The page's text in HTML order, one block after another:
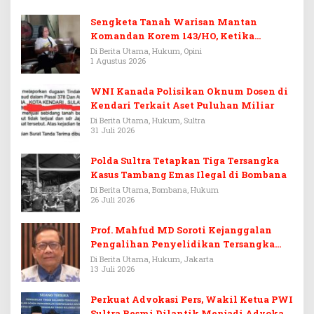
Sengketa Tanah Warisan Mantan
Komandan Korem 143/HO, Ketika
Warisan Menjadi Arena Pemerasan
Di Berita Utama, Hukum, Opini
1 Agustus 2026
WNI Kanada Polisikan Oknum Dosen di
Kendari Terkait Aset Puluhan Miliar
Di Berita Utama, Hukum, Sultra
31 Juli 2026
Polda Sultra Tetapkan Tiga Tersangka
Kasus Tambang Emas Ilegal di Bombana
Di Berita Utama, Bombana, Hukum
26 Juli 2026
Prof. Mahfud MD Soroti Kejanggalan
Pengalihan Penyelidikan Tersangka
Febrie Adriansyah
Di Berita Utama, Hukum, Jakarta
13 Juli 2026
Perkuat Advokasi Pers, Wakil Ketua PWI